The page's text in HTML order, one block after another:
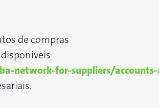
de compras
network-for-suppliers/accounts-